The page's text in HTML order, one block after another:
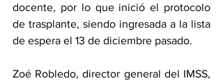
docente, por lo que inició el protocolo
de trasplante, siendo ingresada a la lista
de espera el 13 de diciembre pasado.
Zoé Robledo, director general del IMSS,